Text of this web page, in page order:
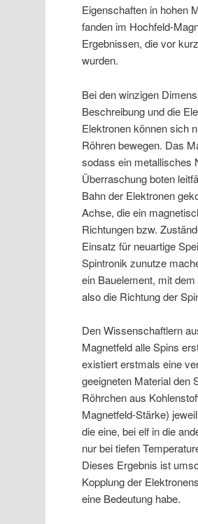
Eigenschaften in hohen
fanden im Hochfeld-
Ergebnissen, die vor
wurden.
Bei den winzigen
Beschreibung und die
Elektronen können sich
Röhren bewegen. Das
sodass ein metallisches
Überraschung boten
Bahn der Elektronen
Achse, die ein
Richtungen bzw.
Einsatz für neuartige
Spintronik zunutze
ein Bauelement, mit
also die Richtung der
Den Wissenschaftlern
Magnetfeld alle Spins
existiert erstmals eine
geeigneten Material den
Röhrchen aus
Magnetfeld-Stärke)
die eine, bei elf in die
nur bei tiefen
Dieses Ergebnis ist
Kopplung der
eine Bedeutung habe.